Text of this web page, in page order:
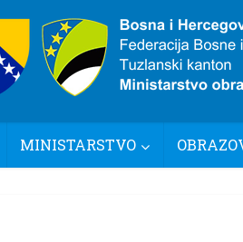
POČETNA
MINISTARSTVO